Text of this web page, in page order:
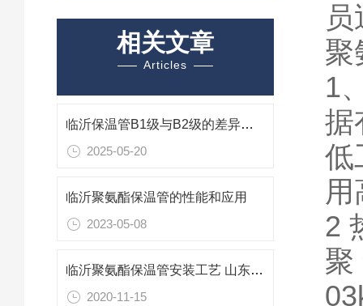
相关文章
Articles
临沂保温管B1级与B2级的差异解析与应用考量
2025-05-20
临沂聚氨酯保温管的性能和应用
2023-05-08
临沂聚氨酯保温管安装工艺 山东保温管生产厂家
2020-11-15
聚
1
据
低
2